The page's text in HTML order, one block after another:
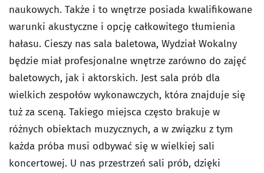
naukowych. Także i to wnętrze posiada kwalifikowane
warunki akustyczne i opcję całkowitego tłumienia
hałasu. Cieszy nas sala baletowa, Wydział Wokalny
będzie miał profesjonalne wnętrze zarówno do zajęć
baletowych, jak i aktorskich. Jest sala prób dla
wielkich zespołów wykonawczych, która znajduje się
tuż za sceną. Takiego miejsca często brakuje w
różnych obiektach muzycznych, a w związku z tym
każda próba musi odbywać się w wielkiej sali
koncertowej. U nas przestrzeń sali prób, dzięki